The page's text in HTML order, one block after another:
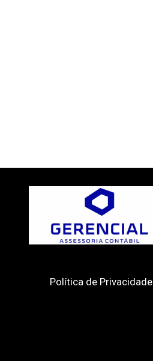
Política de Privacidade